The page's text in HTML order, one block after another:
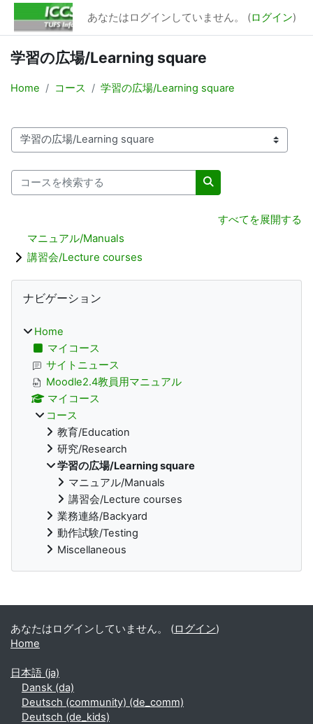
メインコンテンツへスキップする
あなたはログインしていません。 (ログイン)
学習の広場/Learning square
Home コース 学習の広場/Learning square
コースカテゴリ
コースを検索する
コースを検索する
すべてを展開する
マニュアル/Manuals
講習会/Lecture courses
ブロック
ナビゲーション
Home
マイコース
サイトニュース
Moodle2.4教員用マニュアル
マイコース
コース
教育/Education
研究/Research
学習の広場/Learning square
マニュアル/Manuals
講習会/Lecture courses
業務連絡/Backyard
動作試験/Testing
Miscellaneous
補助ブロック
あなたはログインしていません。 (ログイン)
Home
日本語 ‎(ja)‎
Dansk ‎(da)‎
Deutsch (community) ‎(de_comm)‎
Deutsch ‎(de_kids)‎